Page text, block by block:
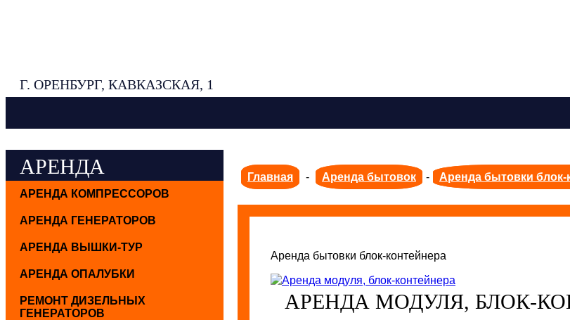
Г. ОРЕНБУРГ, КАВКАЗСКАЯ, 1
Главная - Аренда бытовок - Аренда бытовки блок-
Аренда бытовки блок-контейнера
АРЕНДА МОДУЛЯ, БЛОК-
АРЕНДА
АРЕНДА КОМПРЕССОРОВ
АРЕНДА ГЕНЕРАТОРОВ
АРЕНДА ВЫШКИ-ТУР
АРЕНДА ОПАЛУБКИ
РЕМОНТ ДИЗЕЛЬНЫХ
ГЕНЕРАТОРОВ